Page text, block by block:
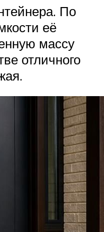
По
её
массу
отличного